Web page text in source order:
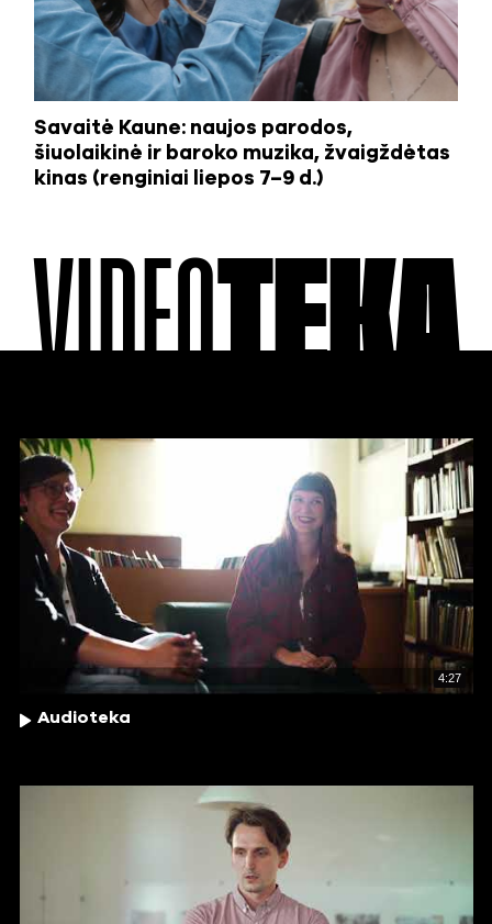
Savaitė Kaune: naujos parodos,
šiuolaikinė ir baroko muzika, žvaigždėtas
kinas (renginiai liepos 7–9 d.)
VIDEOTEKA
4:27
Audioteka